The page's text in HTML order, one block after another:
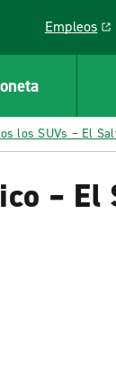
Empleos
Link opens
los SUVs – El
– El